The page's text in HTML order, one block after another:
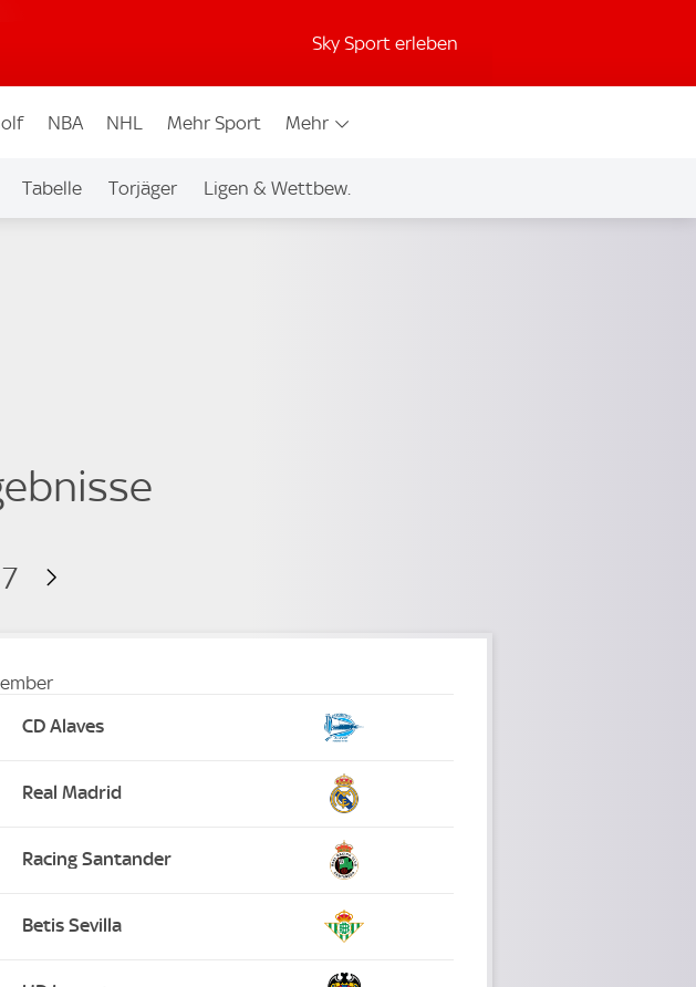
Sky Sport erleben
NBA NHL Mehr Sport Mehr
Tabelle Torjäger Ligen & Wettbew.
CD Alaves
Real Madrid
Racing Santander
Betis Sevilla